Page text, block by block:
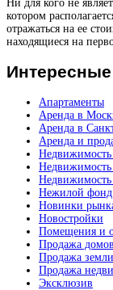
Ни для кого не
котором
отражаться на ее
находящиеся на
Интересные
Апартаменты
Аренда в
Аренда в
Аренда и
Недвижимость
Нежилой фонд
Новинки
Новостройки
Помещения и
Продажа домов
Продажа земли
Продажа
Эксклюзив